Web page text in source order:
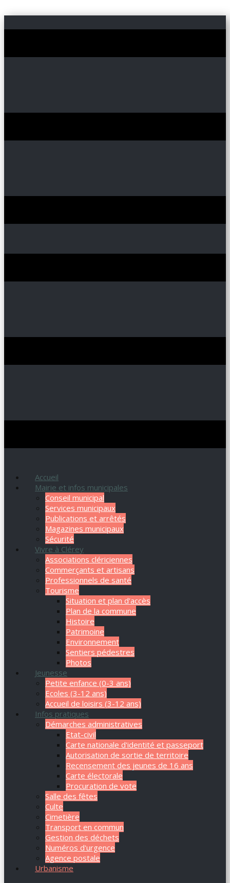
Accueil
Mairie et infos municipales
Conseil municipal
Services municipaux
Publications et arrêtés
Magazines municipaux
Sécurité
Vivre à Clérey
Associations clériciennes
Commerçants et artisans
Professionnels de santé
Tourisme
Situation et plan d'accès
Plan de la commune
Histoire
Patrimoine
Environnement
Sentiers pédestres
Photos
Jeunesse
Petite enfance (0-3 ans)
Ecoles (3-12 ans)
Accueil de loisirs (3-12 ans)
Infos pratiques
Démarches administratives
Etat-civil
Carte nationale d'identité et passeport
Autorisation de sortie de territoire
Recensement des jeunes de 16 ans
Carte électorale
Procuration de vote
Salle des fêtes
Culte
Cimetière
Transport en commun
Gestion des déchets
Numéros d'urgence
Agence postale
Urbanisme